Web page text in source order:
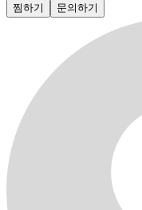
찜하기 문의하기